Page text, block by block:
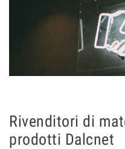
Rivenditori di
prodotti Dalcnet